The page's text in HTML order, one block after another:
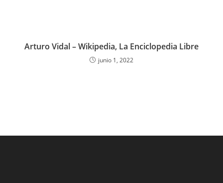
Arturo Vidal – Wikipedia, La Enciclopedia Libre
junio 1, 2022